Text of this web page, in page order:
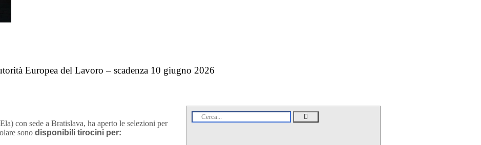
Europea del Lavoro – scadenza 10 giugno 2026
con sede a Bratislava, ha aperto le selezioni per
sono disponibili tirocini per: